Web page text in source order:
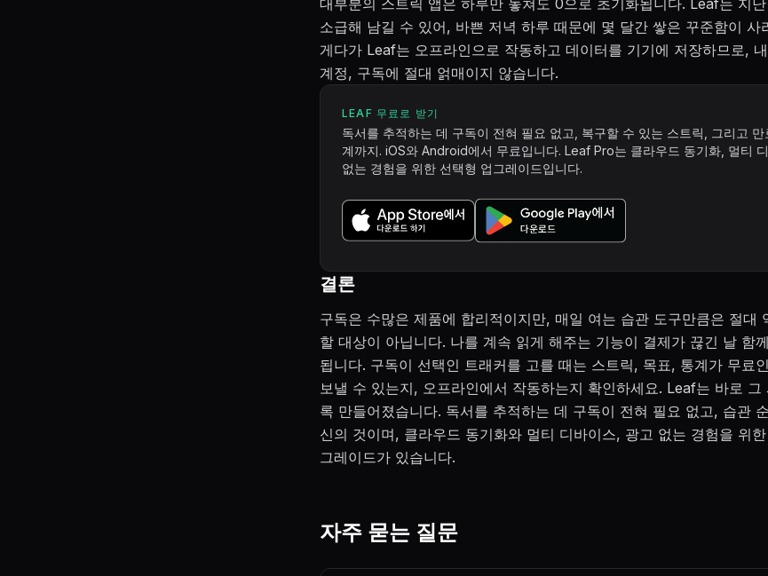
소급해 남길 수 있어, 바쁜 저녁 하루 때문에 몇 달간 쌓은 꾸준함이 사
게다가 Leaf는 오프라인으로 작동하고 데이터를 기기에 저장하므로,
계정, 구독에 절대 얽매이지 않습니다.
LEAF 무료로 받기
독서를 추적하는 데 구독이 전혀 필요 없고, 복구할 수 있는 스트릭, 그리고 만
계까지. iOS와 Android에서 무료입니다. Leaf Pro는 클라우드 동기화, 멀티
없는 경험을 위한 선택형 업그레이드입니다.
결론
구독은 수많은 제품에 합리적이지만, 매일 여는 습관 도구만큼은 절대
할 대상이 아닙니다. 나를 계속 읽게 해주는 기능이 결제가 끊긴 날 함
됩니다. 구독이 선택인 트래커를 고를 때는 스트릭, 목표, 통계가 무료
보낼 수 있는지, 오프라인에서 작동하는지 확인하세요. Leaf는 바로 그
록 만들어졌습니다. 독서를 추적하는 데 구독이 전혀 필요 없고, 습관
신의 것이며, 클라우드 동기화와 멀티 디바이스, 광고 없는 경험을 위
그레이드가 있습니다.
자주 묻는 질문